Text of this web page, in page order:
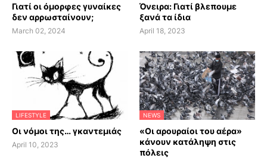
Γιατί οι όμορφες γυναίκες
δεν αρρωσταίνουν;
March 02, 2024
Όνειρα: Γιατί βλεπουμε
ξανά τα ίδια
April 18, 2023
LIFESTYLE
Οι νόμοι της… γκαντεμιάς
April 10, 2023
NEWS
«Οι αρουραίοι του αέρα»
κάνουν κατάληψη στις
πόλεις